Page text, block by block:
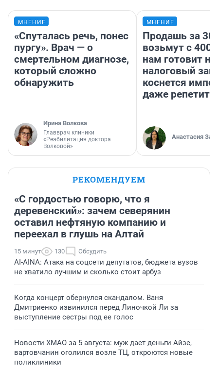
МНЕНИЕ
«Спуталась речь, понес
пургу». Врач — о
смертельном диагнозе,
который сложно
обнаружить
Ирина Волкова
Главврач клиники
«Реабилитация доктора
Волковой»
МНЕНИЕ
Продашь за
возьмут с
нам готовит
налоговый
коснется
даже
Анастасия
РЕКОМЕНДУЕМ
«С гордостью говорю, что я
деревенский»: зачем северянин
оставил нефтяную компанию и
переехал в глушь на Алтай
15 минут 130 Обсудить
AI-AINA: Атака на соцсети депутатов, бюджета вузов
не хватило лучшим и сколько стоит арбуз
Когда концерт обернулся скандалом. Ваня
Дмитриенко извинился перед Линочкой Ли за
выступление сестры под ее голос
Новости ХМАО за 5 августа: муж дает деньги Айзе,
вартовчанин оголился возле ТЦ, откроются новые
поликлиники